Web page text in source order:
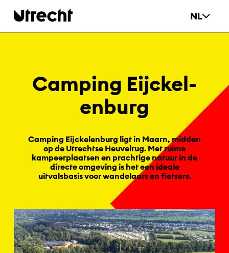
NL
Cam­ping Ei­j­ckel­
en­burg
Camping Eijckelenburg ligt in Maarn, midden
op de Utrechtse Heuvelrug. Met ruime
kampeerplaatsen en prachtige natuur in de
directe omgeving is het een ideale
uitvalsbasis voor wandelaars en fietsers.